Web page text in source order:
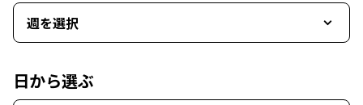
週を選択
日から選ぶ